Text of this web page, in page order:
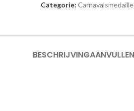
Categorie:
BESCHRIJVING